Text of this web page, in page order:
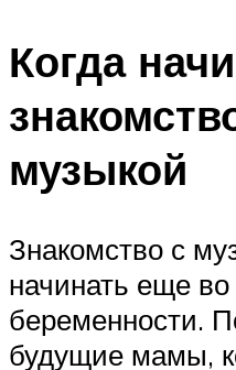
Когда
музыкой
Знакомство с
начинать еще
беременности.
будущие мамы,